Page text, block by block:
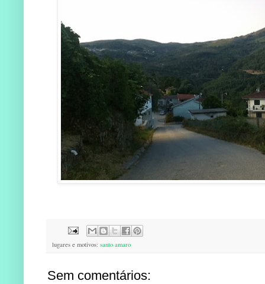
lugares e motivos: santo amaro
Sem comentários: